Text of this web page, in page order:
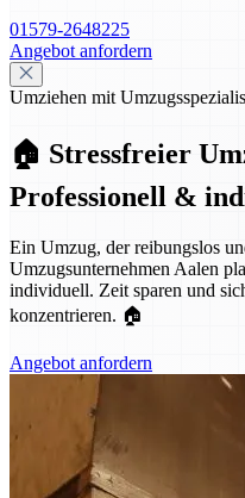
01579-2648225
Angebot anfordern
Umziehen mit
🏠 Stressfreier
Professionell &
Ein Umzug, der reibungslos
Umzugsunternehmen Aalen
individuell. Zeit sparen und
konzentrieren. 🏠
Angebot anfordern